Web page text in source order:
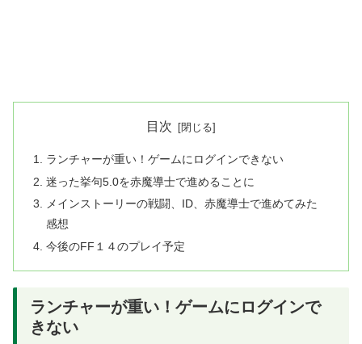
目次
ランチャーが重い！ゲームにログインできない
迷った挙句5.0を赤魔導士で進めることに
メインストーリーの戦闘、ID、赤魔導士で進めてみた
感想
今後のFF１４のプレイ予定
ランチャーが重い！ゲームにログインで
きない